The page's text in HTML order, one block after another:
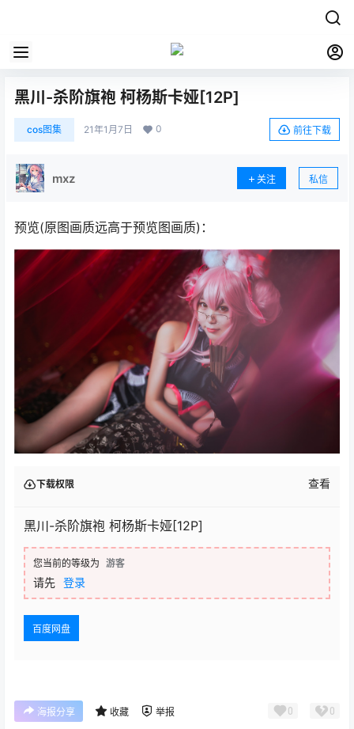
黑川-杀阶旗袍 柯杨斯卡娅[12P]
cos图集 21年1月7日 0 前往下载
mxz 关注 私信
预览(原图画质远高于预览图画质)：
下载权限 查看
黑川-杀阶旗袍 柯杨斯卡娅[12P]
您当前的等级为 游客
请先 登录
百度网盘
海报分享 收藏 举报 0 0